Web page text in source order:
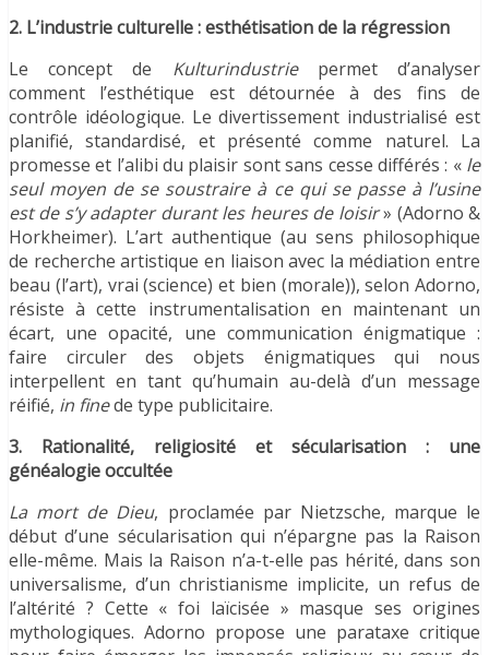
2. L’industrie culturelle : esthétisation de la régression
Le concept de Kulturindustriepermet d’analyser
comment l’esthétique est détournée à des fins de
contrôle idéologique. Le divertissement industrialisé est
planifié, standardisé, et présenté comme naturel. La
promesse et l’alibi du plaisir sont sans cesse différés : « le
seul moyen de se soustraire à ce qui se passe à l’usine
est de s’y adapter durant les heures de loisir» (Adorno &
Horkheimer). L’art authentique (au sens philosophique
de recherche artistique en liaison avec la médiation entre
beau (l’art), vrai (science) et bien (morale)), selon Adorno,
résiste à cette instrumentalisation en maintenant un
écart, une opacité, une communication énigmatique :
faire circuler des objets énigmatiques qui nous
interpellent en tant qu’humain au-delà d’un message
réifié, in finede type publicitaire.
3. Rationalité, religiosité et sécularisation : une
généalogie occultée
La mort de Dieu, proclamée par Nietzsche, marque le
début d’une sécularisation qui n’épargne pas la Raison
elle-même. Mais la Raison n’a-t-elle pas hérité, dans son
universalisme, d’un christianisme implicite, un refus de
l’altérité ? Cette « foi laïcisée » masque ses origines
mythologiques. Adorno propose une parataxe critique